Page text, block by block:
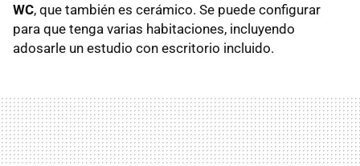
WC, que también es cerámico. Se puede configurar
para que tenga varias habitaciones, incluyendo
adosarle un estudio con escritorio incluido.